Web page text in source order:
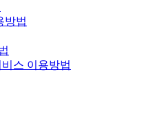
방법
스 이용방법